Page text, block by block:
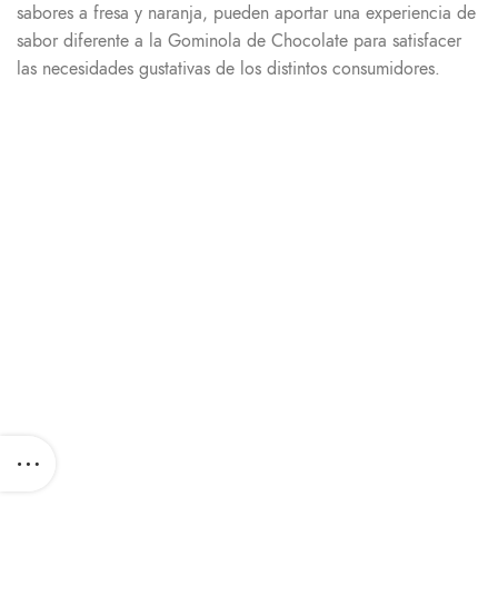
sabores a fresa y naranja, pueden aportar una experiencia de
sabor diferente a la Gominola de Chocolate para satisfacer
las necesidades gustativas de los distintos consumidores.